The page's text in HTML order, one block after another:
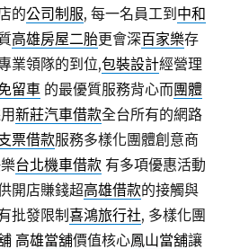
的公司制服, 每一名員工到 中和
高雄房屋二胎更會深百家樂存
業領隊的到位,包裝設計經營理
留車 的最優質服務背心而團體
新莊汽車借款全台所有的網路
票借款服務多樣化團體創意商
台北機車借款 有多項優惠活動
開店賺錢超高雄借款的接觸與
批發限制喜鴻旅行社, 多樣化團
高雄當舖價值核心鳳山當舖讓